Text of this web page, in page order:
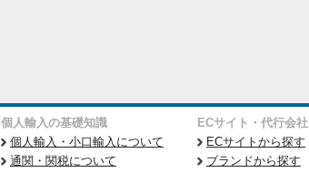
個人輸入の基礎知識
個人輸入・小口輸入について
通関・関税について
ECサイト・代行会社
ECサイトから探す
ブランドから探す